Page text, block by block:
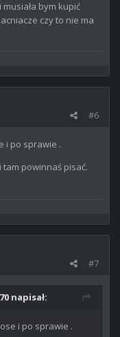
bym kupić
czy to nie ma
#6
i po sprawie .
tam powinnaś pisać.
#7
napisał:
i po sprawie .